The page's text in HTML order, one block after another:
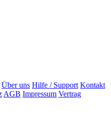
Über uns Hilfe / Support Kontakt
AGB Impressum Vertrag